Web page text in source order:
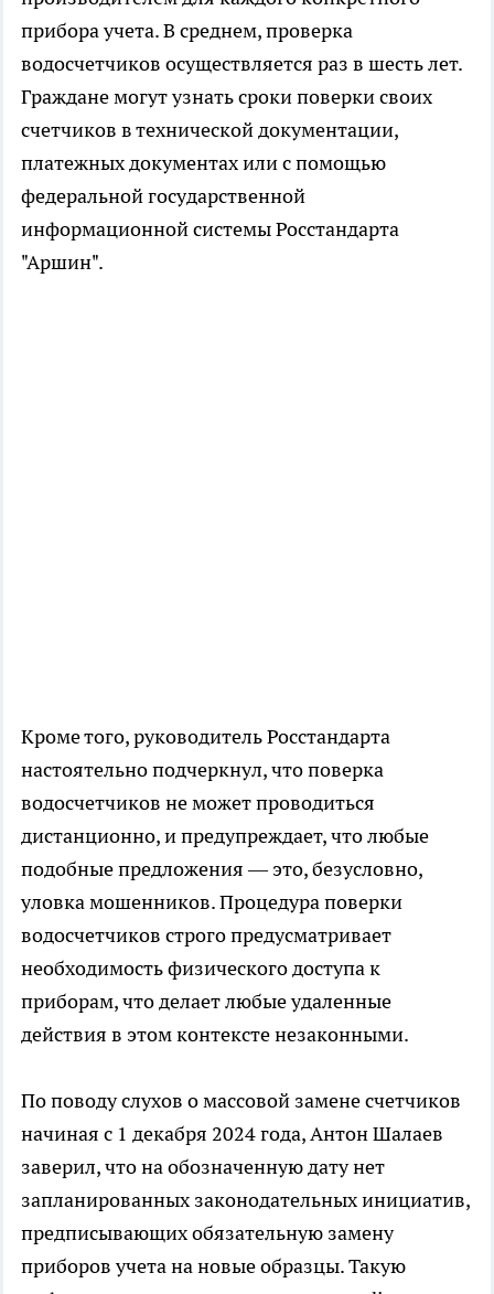
прибора учета. В среднем, проверка
водосчетчиков осуществляется раз в шесть лет.
Граждане могут узнать сроки поверки своих
счетчиков в технической документации,
платежных документах или с помощью
федеральной государственной
информационной системы Росстандарта
"Аршин".
Кроме того, руководитель Росстандарта
настоятельно подчеркнул, что поверка
водосчетчиков не может проводиться
дистанционно, и предупреждает, что любые
подобные предложения — это, безусловно,
уловка мошенников. Процедура поверки
водосчетчиков строго предусматривает
необходимость физического доступа к
приборам, что делает любые удаленные
действия в этом контексте незаконными.
По поводу слухов о массовой замене счетчиков
начиная с 1 декабря 2024 года, Антон Шалаев
заверил, что на обозначенную дату нет
запланированных законодательных инициатив,
предписывающих обязательную замену
приборов учета на новые образцы. Такую